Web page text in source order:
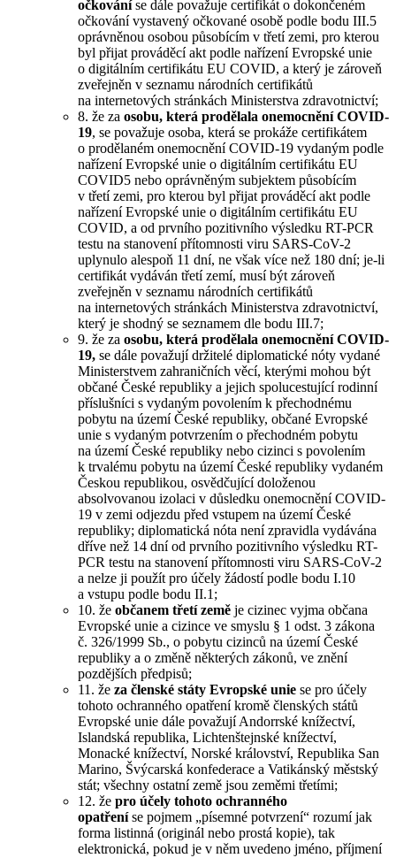
očkováníse dále považuje certifikát o dokončeném
očkování vystavený očkované osobě podle bodu III.5
oprávněnou osobou působícím v třetí zemi, pro kterou
byl přijat prováděcí akt podle nařízení Evropské unie
o digitálním certifikátu EU COVID, a který je zároveň
zveřejněn v seznamu národních certifikátů
na internetových stránkách Ministerstva zdravotnictví;
8. že za osobu, která prodělala onemocnění COVID-
19, se považuje osoba, která se prokáže certifikátem
o prodělaném onemocnění COVID-19 vydaným podle
nařízení Evropské unie o digitálním certifikátu EU
COVID5 nebo oprávněným subjektem působícím
v třetí zemi, pro kterou byl přijat prováděcí akt podle
nařízení Evropské unie o digitálním certifikátu EU
COVID, a od prvního pozitivního výsledku RT-PCR
testu na stanovení přítomnosti viru SARS-CoV-2
uplynulo alespoň 11 dní, ne však více než 180 dní; je-li
certifikát vydáván třetí zemí, musí být zároveň
zveřejněn v seznamu národních certifikátů
na internetových stránkách Ministerstva zdravotnictví,
který je shodný se seznamem dle bodu III.7;
9. že za osobu, která prodělala onemocnění COVID-
19, se dále považují držitelé diplomatické nóty vydané
Ministerstvem zahraničních věcí, kterými mohou být
občané České republiky a jejich spolucestující rodinní
příslušníci s vydaným povolením k přechodnému
pobytu na území České republiky, občané Evropské
unie s vydaným potvrzením o přechodném pobytu
na území České republiky nebo cizinci s povolením
k trvalému pobytu na území České republiky vydaném
Českou republikou, osvědčující doloženou
absolvovanou izolaci v důsledku onemocnění COVID-
19 v zemi odjezdu před vstupem na území České
republiky; diplomatická nóta není zpravidla vydávána
dříve než 14 dní od prvního pozitivního výsledku RT-
PCR testu na stanovení přítomnosti viru SARS-CoV-2
a nelze ji použít pro účely žádostí podle bodu I.10
a vstupu podle bodu II.1;
10. že občanem třetí země je cizinec vyjma občana
Evropské unie a cizince ve smyslu § 1 odst. 3 zákona
č. 326/1999 Sb., o pobytu cizinců na území České
republiky a o změně některých zákonů, ve znění
pozdějších předpisů;
11. že za členské státy Evropské unie se pro účely
tohoto ochranného opatření kromě členských států
Evropské unie dále považují Andorrské knížectví,
Islandská republika, Lichtenštejnské knížectví,
Monacké knížectví, Norské království, Republika San
Marino, Švýcarská konfederace a Vatikánský městský
stát; všechny ostatní země jsou zeměmi třetími;
12. že pro účely tohoto ochranného
opatřeníse pojmem „písemné potvrzení“ rozumí jak
forma listinná (originál nebo prostá kopie), tak
elektronická, pokud je v něm uvedeno jméno, příjmení